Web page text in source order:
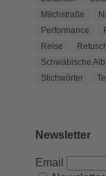
Milchstraße
Performance
Reise
Schwäbische Alb
Stichwörter
Newsletter
Email